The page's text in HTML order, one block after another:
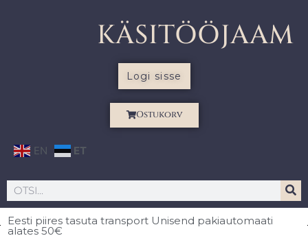
KÄSITÖÖJAAM
Logi sisse
Ostukorv
EN ET
Eesti piires tasuta transport Unisend pakiautomaati
alates 50€